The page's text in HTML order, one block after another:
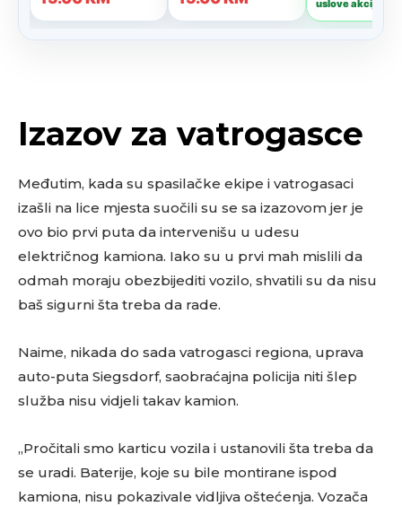
Izazov za vatrogasce
Međutim, kada su spasilačke ekipe i vatrogasaci
izašli na lice mjesta suočili su se sa izazovom jer je
ovo bio prvi puta da intervenišu u udesu
električnog kamiona. Iako su u prvi mah mislili da
odmah moraju obezbijediti vozilo, shvatili su da nisu
baš sigurni šta treba da rade.
Naime, nikada do sada vatrogasci regiona, uprava
auto-puta Siegsdorf, saobraćajna policija niti šlep
služba nisu vidjeli takav kamion.
„Pročitali smo karticu vozila i ustanovili šta treba da
se uradi. Baterije, koje su bile montirane ispod
kamiona, nisu pokazivale vidljiva oštećenja. Vozača